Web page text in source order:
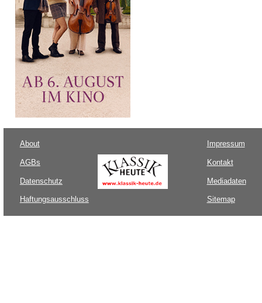
About
AGBs
Datenschutz
Haftungsausschluss
Impressum
Kontakt
Mediadaten
Sitemap